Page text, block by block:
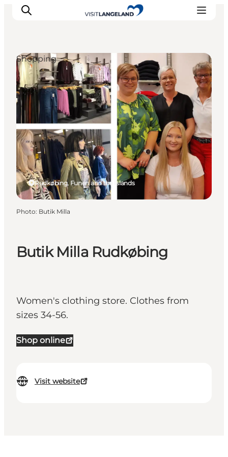
Discover
Cities and Islands
Outdoor
Accommodation
Planning
Butik Milla Rudkøbing
Women's clothing store. Clothes from
sizes 34-56.
Shop online
Visit website
Rudkøbing, Funen and the Islands
Shopping
Photo: Butik Milla